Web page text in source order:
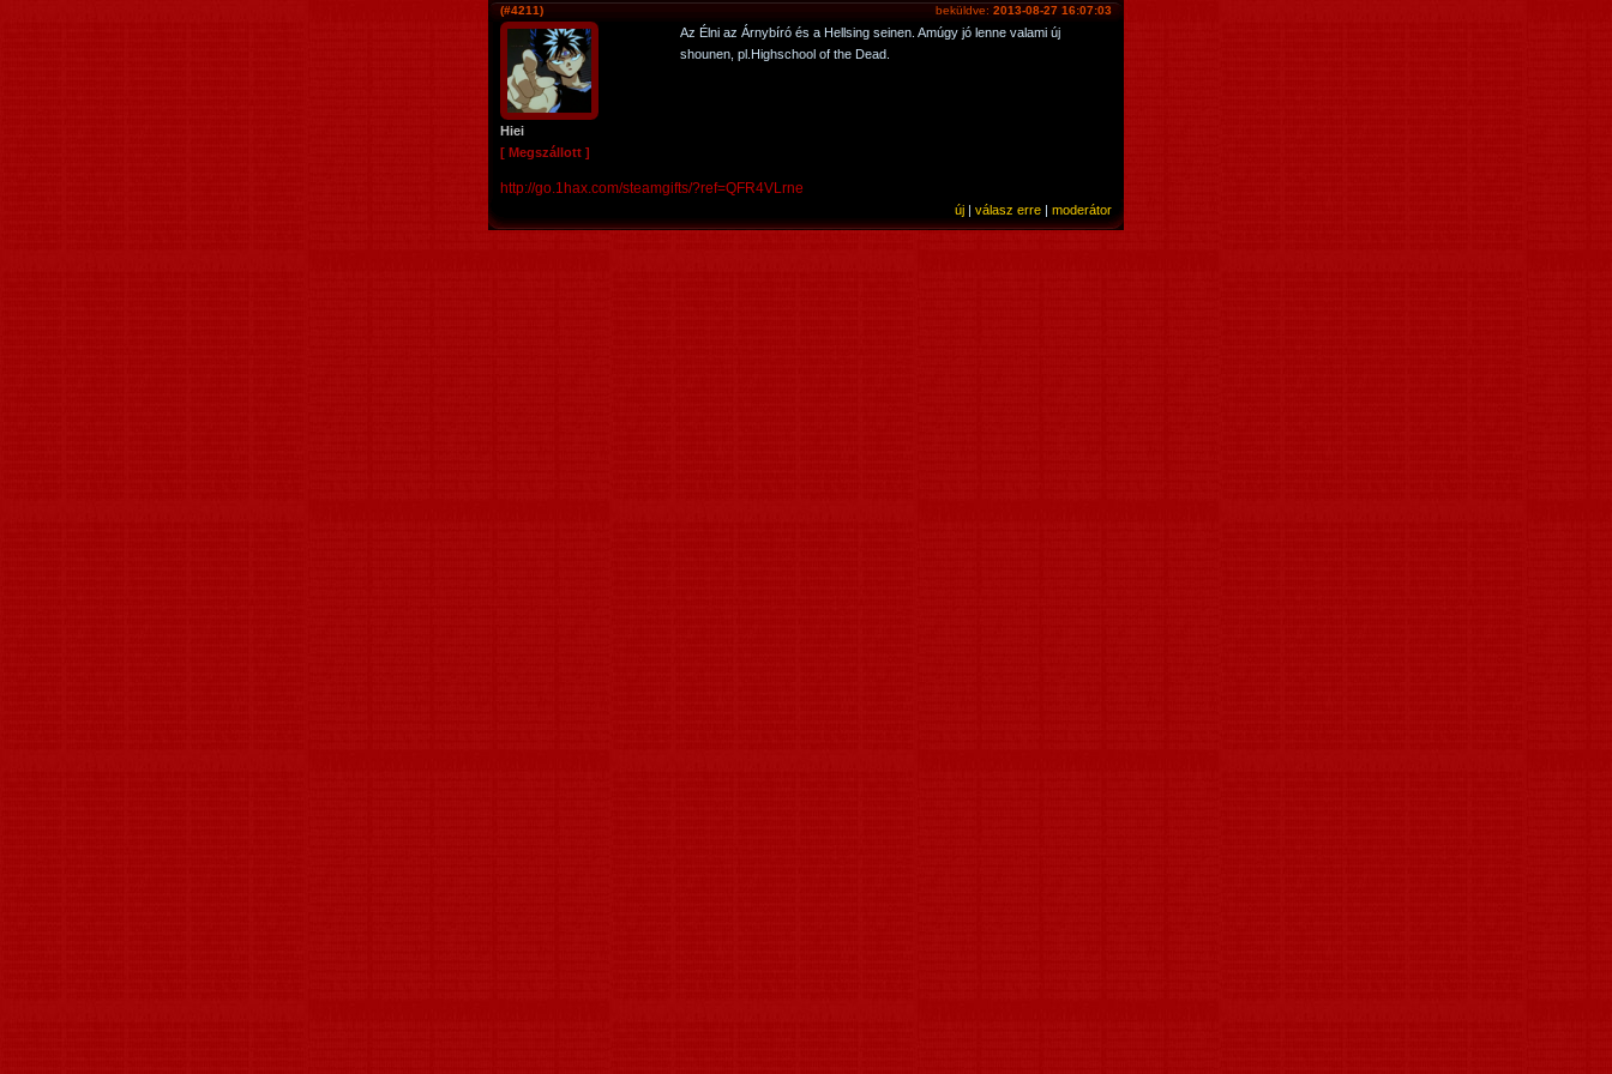
beküldve: 2013-08-27 16:07:03
(#4211)
Hiei
[ Megszállott ]
Az Élni az Árnybíró és a Hellsing seinen. Amúgy jó lenne valami új
shounen, pl.Highschool of the Dead.
http://go.1hax.com/steamgifts/?ref=QFR4VLrne
új | válasz erre | moderátor